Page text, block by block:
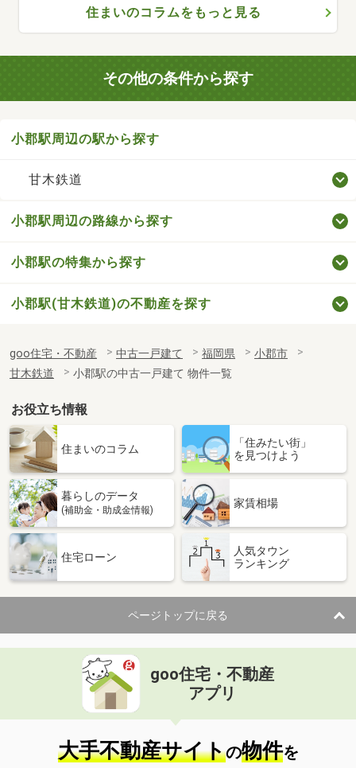
住まいのコラムをもっと見る
その他の条件から探す
小郡駅周辺の駅から探す
甘木鉄道
小郡駅周辺の路線から探す
小郡駅の特集から探す
小郡駅(甘木鉄道)の不動産を探す
goo住宅・不動産 中古一戸建て 福岡県
小郡市
甘木鉄道
小郡駅の中古一戸建て 物件一覧
お役立ち情報
住まいのコラム
「住みたい街」
を見つけよう
暮らしのデータ
(補助金・助成金情報)
家賃相場
住宅ローン
人気タウン
ランキング
ページトップに戻る
goo住宅・不動産
アプリ
大手不動産サイトの物件を